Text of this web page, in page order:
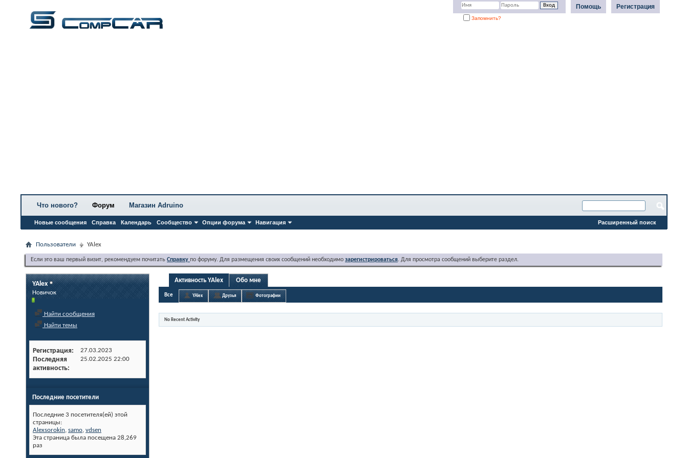
Регистрация
Помощь
Запомнить?
Что нового? Форум
Новые сообщения Справка Календарь Сообщество Опции форума Навигация
Магазин Adruino
Расширенный поиск
Пользователи YAlex
Если это ваш первый визит, рекомендуем почитать Справку по форуму. Для размещения своих сообщений необходимо зарегистрироваться. Для просмотра сообщений выберите раздел.
YAlex
Новичок
Найти сообщения
Найти темы
Регистрация 27.03.2023
Последняя
активность
25.02.2025 22:00
Последние посетители
Последние 3 посетителя(ей) этой
страницы:
Alexsorokin, samo, vdsen
Эта страница была посещена 28,269
раз
Активность YAlex Обо мне
Все YAlex Друзья Фотографии
No Recent Activity